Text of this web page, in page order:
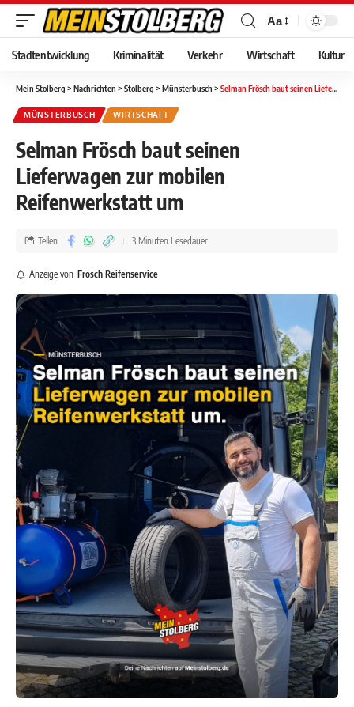
Aa
Stadtentwicklung Kriminalität Verkehr Wirtschaft Kultur
Mein Stolberg > Nachrichten > Stolberg > Münsterbusch > Selman Frösch baut seinen Lieferwagen zur mobilen Reifenwerkstatt um
MÜNSTERBUSCH WIRTSCHAFT
Selman Frösch baut seinen
Lieferwagen zur mobilen
Reifenwerkstatt um
Anzeige von Frösch Reifenservice
Teilen 3 Minuten Lesedauer